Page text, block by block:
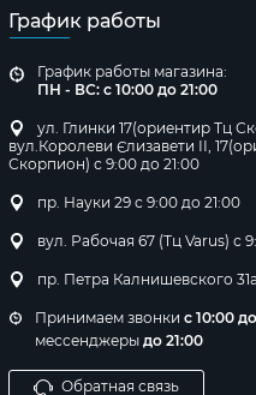
График работы
График работы магазина:
ПН - ВС: с 10:00 до 21:00
ул. Глинки 17(ориентир Тц
вул.Королеви Єлизавети ІІ,
Скорпион) с 9:00 до 21:00
пр. Науки 29 с 9:00 до 21:00
вул. Рабочая 67 (Тц Varus) с
пр. Петра Калнишевского
Принимаем звонки с 10:00
мессенджеры до 21:00
Обратная связь